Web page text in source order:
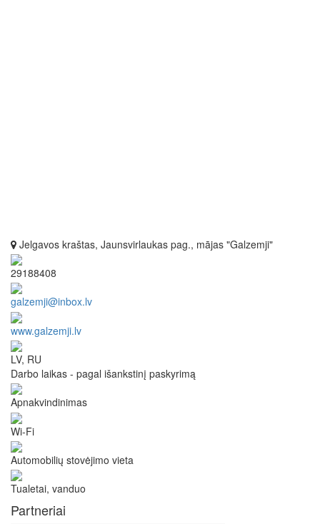
Jelgavos kraštas, Jaunsvirlaukas pag., mājas "Galzemji"
29188408
galzemji@inbox.lv
www.galzemji.lv
LV, RU
Darbo laikas - pagal išankstinį paskyrimą
Apnakvindinimas
Wi-Fi
Automobilių stovėjimo vieta
Tualetai, vanduo
Partneriai